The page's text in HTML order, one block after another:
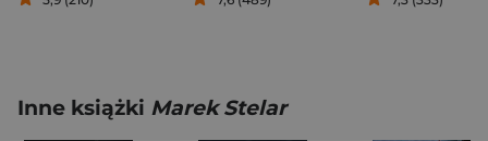
Inne książki Marek Stelar